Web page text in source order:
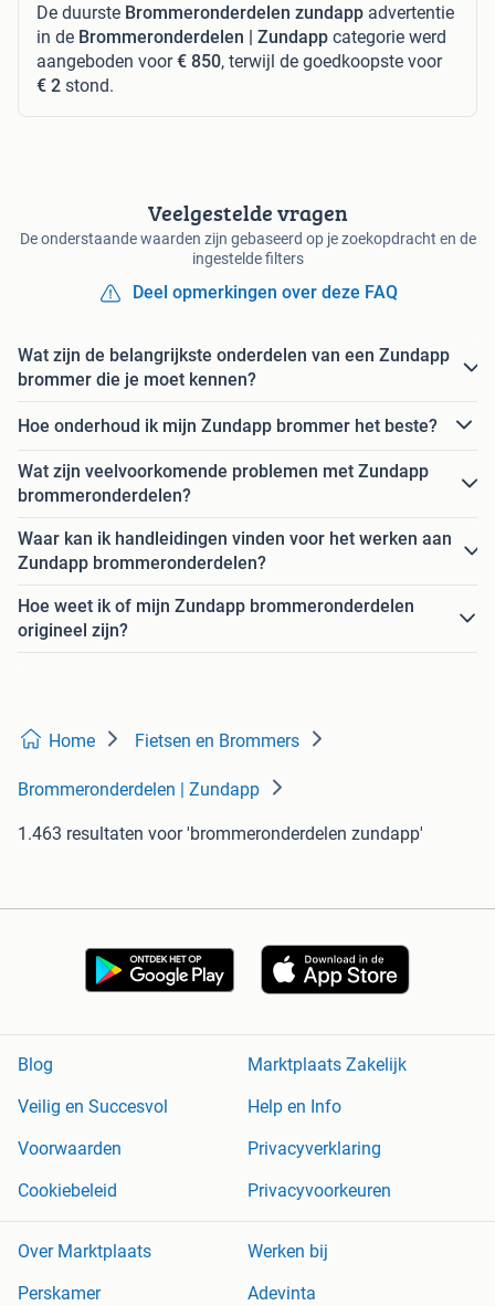
De duurste Brommeronderdelen zundapp advertentie
in de Brommeronderdelen | Zundapp categorie werd
aangeboden voor€ 850, terwijl de goedkoopste voor
€ 2 stond.
Veelgestelde vragen
De onderstaande waarden zijn gebaseerd op je zoekopdracht en de
ingestelde filters
Deel opmerkingen over deze FAQ
Wat zijn de belangrijkste onderdelen van een Zundapp
brommer die je moet kennen?
Hoe onderhoud ik mijn Zundapp brommer het beste?
Wat zijn veelvoorkomende problemen met Zundapp
brommeronderdelen?
Waar kan ik handleidingen vinden voor het werken aan
Zundapp brommeronderdelen?
Hoe weet ik of mijn Zundapp brommeronderdelen
origineel zijn?
Home Fietsen en Brommers
Brommeronderdelen | Zundapp
1.463 resultaten voor 'brommeronderdelen zundapp'
Blog
Marktplaats Zakelijk
Veilig en Succesvol
Help en Info
Voorwaarden
Privacyverklaring
Cookiebeleid
Privacyvoorkeuren
Over Marktplaats
Werken bij
Perskamer
Adevinta